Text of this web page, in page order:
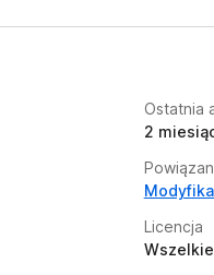
Ostatnia
2
Licencja